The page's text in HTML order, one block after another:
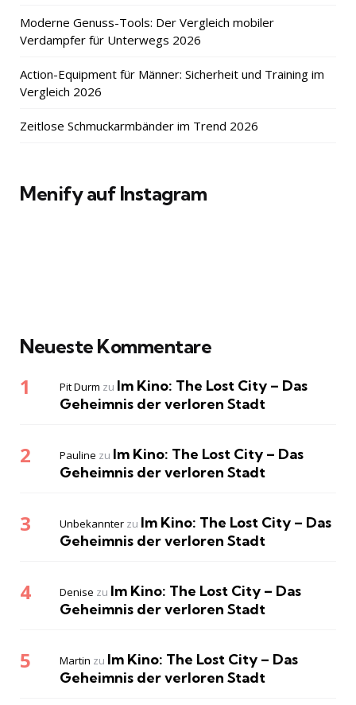
Moderne Genuss-Tools: Der Vergleich mobiler
Verdampfer für Unterwegs 2026
Action-Equipment für Männer: Sicherheit und Training im
Vergleich 2026
Zeitlose Schmuckarmbänder im Trend 2026
Menify auf Instagram
Neueste Kommentare
Pit Durm zu Im Kino: The Lost City – Das
Geheimnis der verloren Stadt
Pauline zu Im Kino: The Lost City – Das
Geheimnis der verloren Stadt
Unbekannter zu Im Kino: The Lost City – Das
Geheimnis der verloren Stadt
Denise zu Im Kino: The Lost City – Das
Geheimnis der verloren Stadt
Martin zu Im Kino: The Lost City – Das
Geheimnis der verloren Stadt